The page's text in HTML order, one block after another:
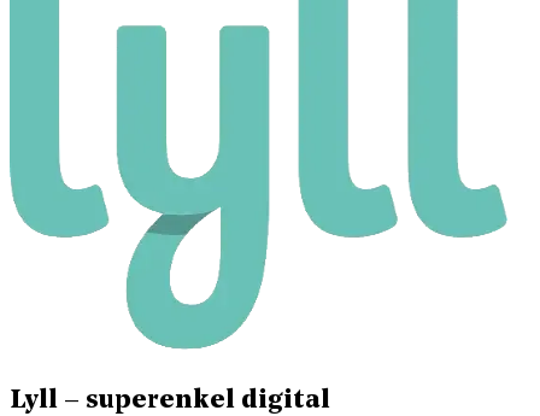
Lyll – superenkel digital